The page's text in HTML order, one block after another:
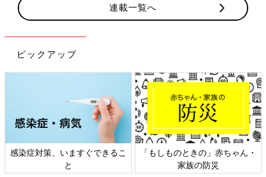
連載一覧へ
ピックアップ
感染症対策、いますぐできるこ
と
「もしものときの」赤ちゃん・
家族の防災